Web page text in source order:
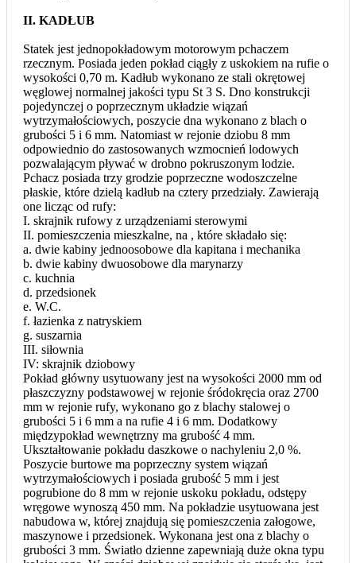
II. KADŁUB
Statek jest jednopokładowym motorowym pchaczem
rzecznym. Posiada jeden pokład ciągły z uskokiem na rufie o
wysokości 0,70 m. Kadłub wykonano ze stali okrętowej
węglowej normalnej jakości typu St 3 S. Dno konstrukcji
pojedynczej o poprzecznym układzie wiązań
wytrzymałościowych, poszycie dna wykonano z blach o
grubości 5 i 6 mm. Natomiast w rejonie dziobu 8 mm
odpowiednio do zastosowanych wzmocnień lodowych
pozwalającym pływać w drobno pokruszonym lodzie.
Pchacz posiada trzy grodzie poprzeczne wodoszczelne
płaskie, które dzielą kadłub na cztery przedziały. Zawierają
one licząc od rufy:
I. skrajnik rufowy z urządzeniami sterowymi
II. pomieszczenia mieszkalne, na , które składało się:
a. dwie kabiny jednoosobowe dla kapitana i mechanika
b. dwie kabiny dwuosobowe dla marynarzy
c. kuchnia
d. przedsionek
e. W.C.
f. łazienka z natryskiem
g. suszarnia
III. siłownia
IV: skrajnik dziobowy
Pokład główny usytuowany jest na wysokości 2000 mm od
płaszczyzny podstawowej w rejonie śródokręcia oraz 2700
mm w rejonie rufy, wykonano go z blachy stalowej o
grubości 5 i 6 mm a na rufie 4 i 6 mm. Dodatkowy
międzypokład wewnętrzny ma grubość 4 mm.
Ukształtowanie pokładu daszkowe o nachyleniu 2,0 %.
Poszycie burtowe ma poprzeczny system wiązań
wytrzymałościowych i posiada grubość 5 mm i jest
pogrubione do 8 mm w rejonie uskoku pokładu, odstępy
wręgowe wynoszą 450 mm. Na pokładzie usytuowana jest
nabudowa w, której znajdują się pomieszczenia załogowe,
maszynowe i przedsionek. Wykonana jest ona z blachy o
grubości 3 mm. Światło dzienne zapewniają duże okna typu